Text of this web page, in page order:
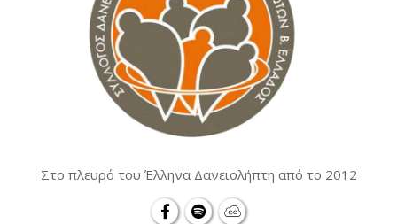
Στο πλευρό του Έλληνα Δανειολήπτη από το 2012